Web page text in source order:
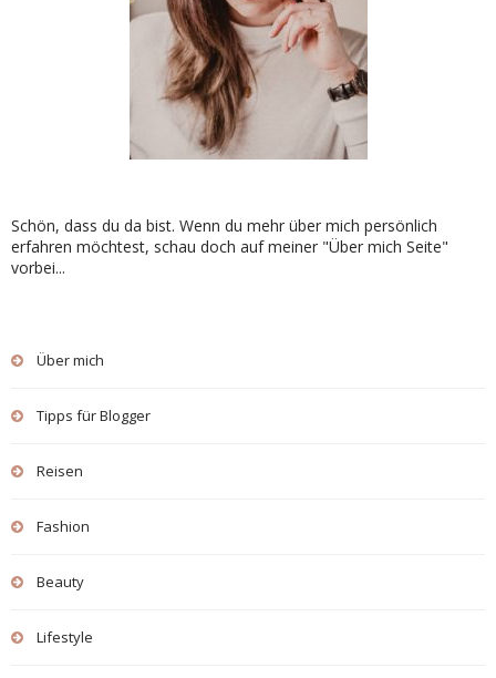
Schön, dass du da bist. Wenn du mehr über mich persönlich
erfahren möchtest, schau doch auf meiner "Über mich Seite"
vorbei...
Über mich
Tipps für Blogger
Reisen
Fashion
Beauty
Lifestyle